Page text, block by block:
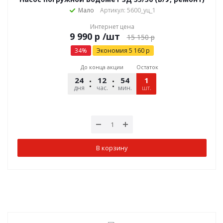
Мало
Артикул: 5600_уц_1
Интернет цена
р /шт 15 150р
34% Экономия 5 160р
До конца акции
24
дня
12
час.
54
мин.
48
сек.
Остаток
1
шт.
В корзину